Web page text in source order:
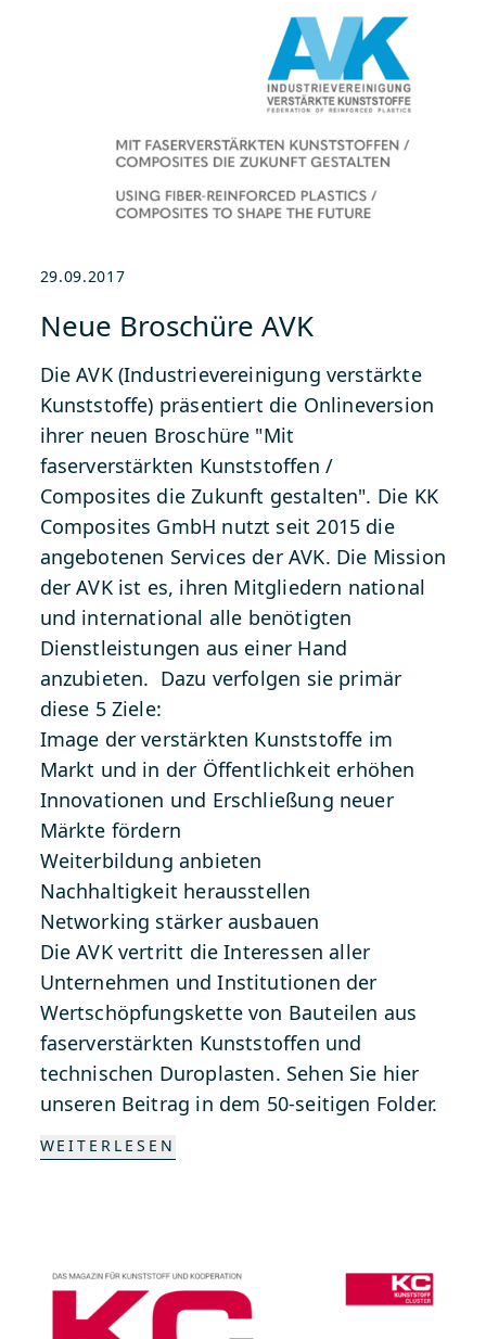
29.09.2017
Neue Broschüre AVK
Die AVK (Industrievereinigung verstärkte
Kunststoffe) präsentiert die Onlineversion
ihrer neuen Broschüre "Mit
faserverstärkten Kunststoffen /
Composites die Zukunft gestalten". Die KK
Composites GmbH nutzt seit 2015 die
angebotenen Services der AVK. Die Mission
der AVK ist es, ihren Mitgliedern national
und international alle benötigten
Dienstleistungen aus einer Hand
anzubieten. Dazu verfolgen sie primär
diese 5 Ziele:
Image der verstärkten Kunststoffe im
Markt und in der Öffentlichkeit erhöhen
Innovationen und Erschließung neuer
Märkte fördern
Weiterbildung anbieten
Nachhaltigkeit herausstellen
Networking stärker ausbauen
Die AVK vertritt die Interessen aller
Unternehmen und Institutionen der
Wertschöpfungskette von Bauteilen aus
faserverstärkten Kunststoffen und
technischen Duroplasten. Sehen Sie hier
unseren Beitrag in dem 50-seitigen Folder.
WEITERLESEN